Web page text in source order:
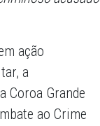
ação
a
Coroa Grande
ao Crime